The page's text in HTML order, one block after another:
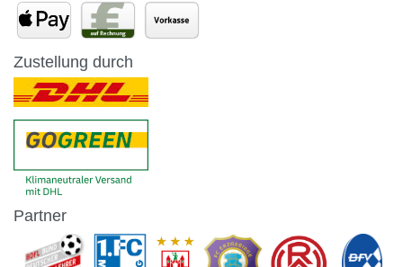
Zustellung durch
Partner